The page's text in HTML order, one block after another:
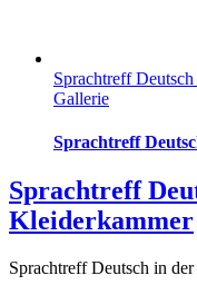
Sprachtreff
Gallerie
Sprachtreff
Sprachtreff
Kleiderkammer
Sprachtreff Deutsch in